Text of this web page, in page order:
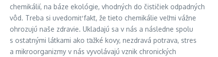
chemikálií, na báze ekológie, vhodných do čističiek odpadných
vôd. Treba si uvedomiť fakt, že tieto chemikálie veľmi vážne
ohrozujú naše zdravie. Ukladajú sa v nás a následne spolu
s ostatnými látkami ako ťažké kovy, nezdravá potrava, stres
a mikroorganizmy v nás vyvolávajú vznik chronických